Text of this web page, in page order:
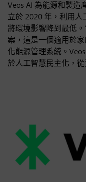
Veos AI 為能源和製造
立於 2020 年，利用
將環境影響降到最低
案，這是一個適用於
化能源管理系統。
於人工智慧民主化，